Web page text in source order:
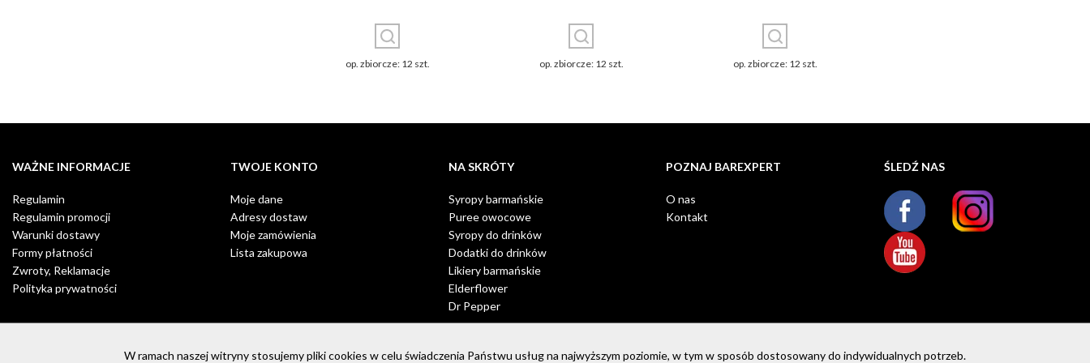
op. zbiorcze: 12 szt. op. zbiorcze: 12 szt. op. zbiorcze: 12 szt.
WAŻNE INFORMACJE
Regulamin
Regulamin promocji
Warunki dostawy
Formy płatności
Zwroty, Reklamacje
Polityka prywatności
TWOJE KONTO
Moje dane
Adresy dostaw
Moje zamówienia
Lista zakupowa
NA SKRÓTY
Syropy barmańskie
Puree owocowe
Syropy do drinków
Dodatki do drinków
Likiery barmańskie
Elderflower
Dr Pepper
POZNAJ BAREXPERT
O nas
Kontakt
ŚLEDŹ NAS
W ramach naszej witryny stosujemy pliki cookies w celu świadczenia Państwu usług na najwyższym poziomie, w tym w sposób dostosowany do indywidualnych potrzeb.